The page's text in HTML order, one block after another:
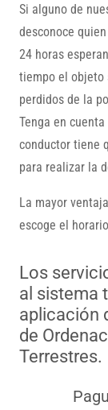
Si alguno de
desconoce
24 horas
tiempo el objeto
perdidos de la
Tenga en
conductor tiene
para realizar la
La mayor
escoge el
Los
al sistema
aplicación
de
Terrestres.